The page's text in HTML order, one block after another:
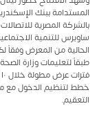
المستدامة ببنك
ساويرس للتنمية
الحالية من المعرض وفقاً
طبقاً لتعليمات وزارة
خطط لتنظيم الدخول مع
التعقيم.